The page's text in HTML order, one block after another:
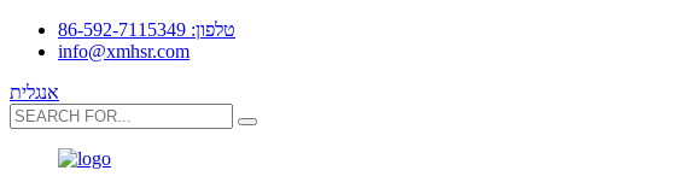
טלפון: 86-592-7115349
info@xmhsr.com
אנגלית